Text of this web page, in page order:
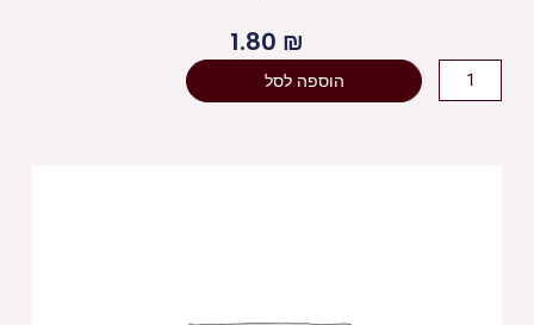
1.80 ₪
כמות
של
הוספה לסל